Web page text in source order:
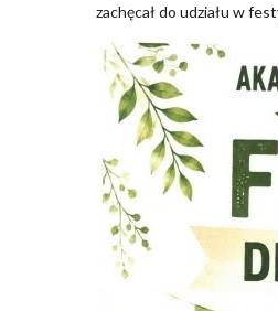
zachęcał do udziału w